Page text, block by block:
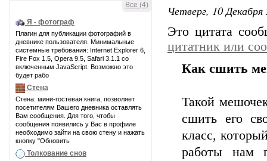
Все (4)
Я - фотограф
Плагин для публикации фотографий в
дневнике пользователя. Минимальные
системные требования: Internet Explorer 6,
Fire Fox 1.5, Opera 9.5, Safari 3.1.1 со
включенным JavaScript. Возможно это
будет рабо
Стена
Стена: мини-гостевая книга, позволяет
посетителям Вашего дневника оставлять
Вам сообщения. Для того, чтобы
сообщения появились у Вас в профиле
необходимо зайти на свою стену и нажать
кнопку "Обновить
Толкование снов
Четверг, 10
Это цитата
цитатник или
Как сшить
Такой
сшить его
класс,
работы нам